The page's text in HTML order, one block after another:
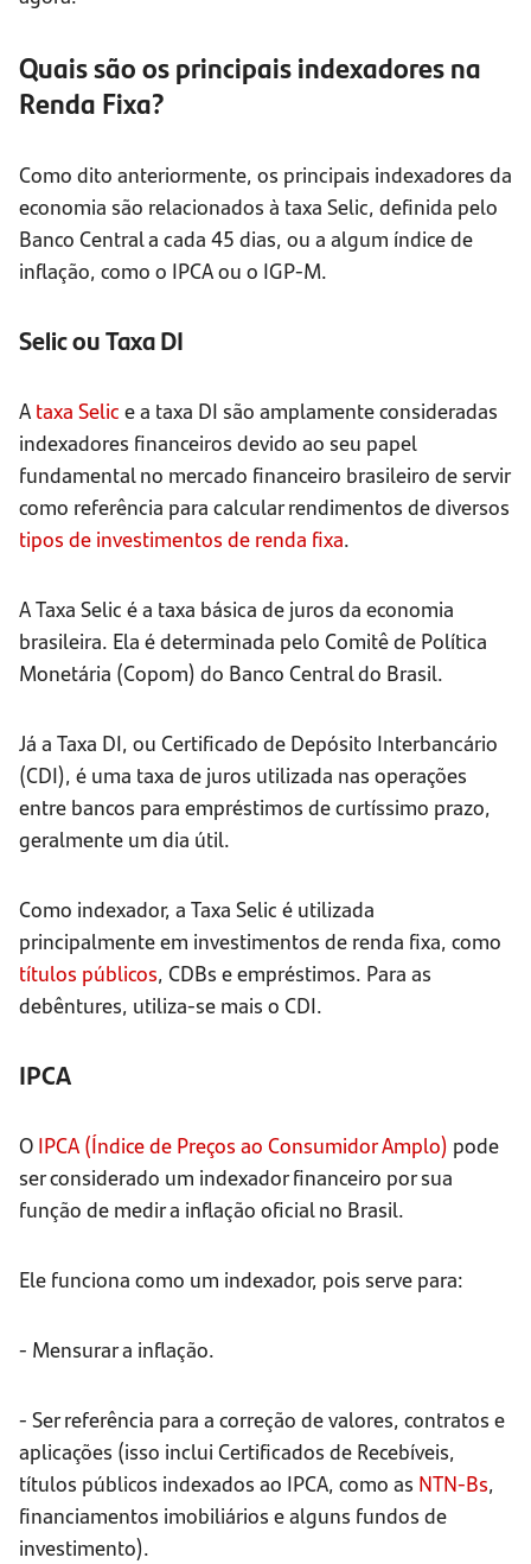
Quais são os principais indexadores na
Renda Fixa?
Como dito anteriormente, os principais indexadores da
economia são relacionados à taxa Selic, definida pelo
Banco Central a cada 45 dias, ou a algum índice de
inflação, como o IPCA ou o IGP-M.
Selic ou Taxa DI
A taxa Selic e a taxa DI são amplamente consideradas
indexadores financeiros devido ao seu papel
fundamental no mercado financeiro brasileiro de servir
como referência para calcular rendimentos de diversos
tipos de investimentos de renda fixa.
A Taxa Selic é a taxa básica de juros da economia
brasileira. Ela é determinada pelo Comitê de Política
Monetária (Copom) do Banco Central do Brasil.
Já a Taxa DI, ou Certificado de Depósito Interbancário
(CDI), é uma taxa de juros utilizada nas operações
entre bancos para empréstimos de curtíssimo prazo,
geralmente um dia útil.
Como indexador, a Taxa Selic é utilizada
principalmente em investimentos de renda fixa, como
títulos públicos, CDBs e empréstimos. Para as
debêntures, utiliza-se mais o CDI.
IPCA
O IPCA (Índice de Preços ao Consumidor Amplo) pode
ser considerado um indexador financeiro por sua
função de medir a inflação oficial no Brasil.
Ele funciona como um indexador, pois serve para:
- Mensurar a inflação.
- Ser referência para a correção de valores, contratos e
aplicações (isso inclui Certificados de Recebíveis,
títulos públicos indexados ao IPCA, como as NTN-Bs,
financiamentos imobiliários e alguns fundos de
investimento).